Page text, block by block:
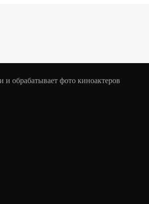
обрабатывает фото киноактеров